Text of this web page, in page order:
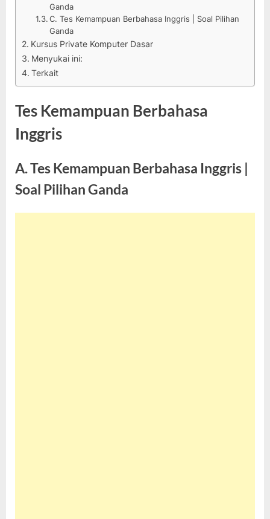
Ganda
C. Tes Kemampuan Berbahasa Inggris | Soal Pilihan
Ganda
Kursus Private Komputer Dasar
Menyukai ini:
Terkait
Tes Kemampuan Berbahasa
Inggris
A. Tes Kemampuan Berbahasa Inggris |
Soal Pilihan Ganda